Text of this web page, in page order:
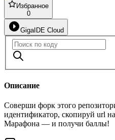
Избранное
0
GigaIDE Cloud
Описание
Соверши форк этого
идентификатор, скопируй url
Марафона — и получи баллы!